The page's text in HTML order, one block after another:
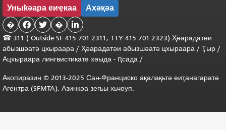
Уныҟәара еиҿкаа Ахәқәа
�   � 
☎ 311 ( Outside SF 415.701.2311; TTY 415.701.2323) Ҳәарадатәи
абызшәатә цхыраара / Ҳәарадатәи абызшәатә цхыраара / Ҭыр /
Ацхыраара лингвистикатә хәыда - ԥсада /
Акопиразин © 2013-2025 Сан-Франциско ақалақьтә еиҭанагаратә
Агентра (SFMTA). Азинқәа зегьы хьчоуп.